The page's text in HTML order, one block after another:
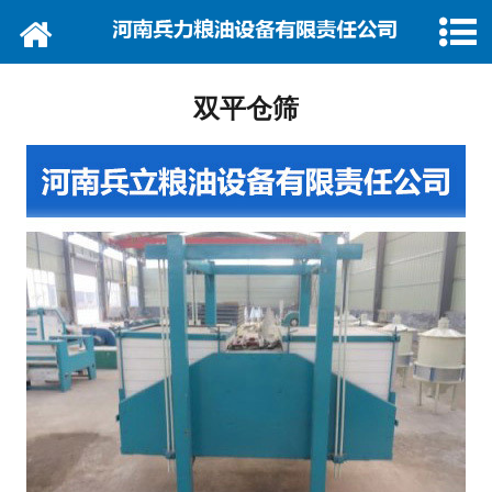
网站首页
新闻中心
厂房设备
资质荣誉
视频中心
联系我们
双平仓筛